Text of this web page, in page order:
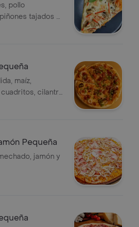
pollo
tajados y
maíz,
cilantro
Pequeña
jamón y